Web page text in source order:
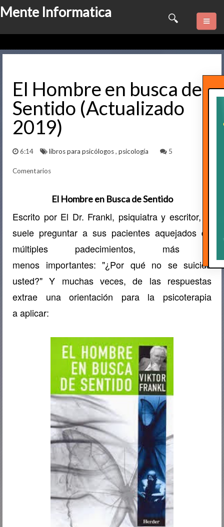
Mente Informatica
Quienes somos
Consulta Online
Software
Marketing
El Hombre en busca de
Sentido (Actualizado
2019)
6:14 libros para psicólogos, psicología 5
Comentarios
El Hombre en Busca de Sentido
Escrito por El Dr. Frankl, psiquiatra y escritor, el
suele preguntar a sus pacientes aquejados de
múltiples padecimientos, más o
menos importantes: "¿Por qué no se suicida
usted?" Y muchas veces, de las respuestas
extrae una orientación para la psicoterapia
aaplicar: